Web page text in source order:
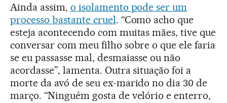
Ainda assim, o isolamento pode ser um
processo bastante cruel. “Como acho que
esteja acontecendo com muitas mães, tive que
conversar com meu filho sobre o que ele faria
se eu passasse mal, desmaiasse ou não
acordasse”, lamenta. Outra situação foi a
morte da avó de seu ex-marido no dia 30 de
março. “Ninguém gosta de velório e enterro,